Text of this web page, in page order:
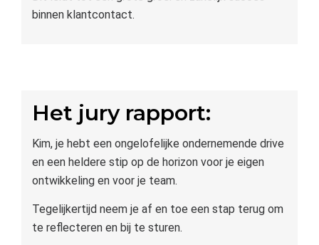
binnen klantcontact.
Het jury rapport:
Kim, je hebt een ongelofelijke ondernemende drive
en een heldere stip op de horizon voor je eigen
ontwikkeling en voor je team.
Tegelijkertijd neem je af en toe een stap terug om
te reflecteren en bij te sturen.